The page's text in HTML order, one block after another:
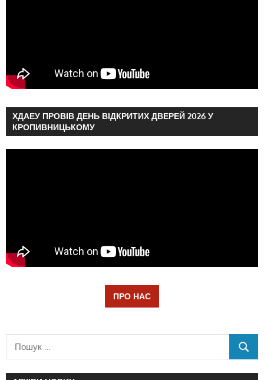
ХДАЕУ ПРОВІВ ДЕНЬ ВІДКРИТИХ ДВЕРЕЙ 2026 У
КРОПИВНИЦЬКОМУ
ПРО НАС